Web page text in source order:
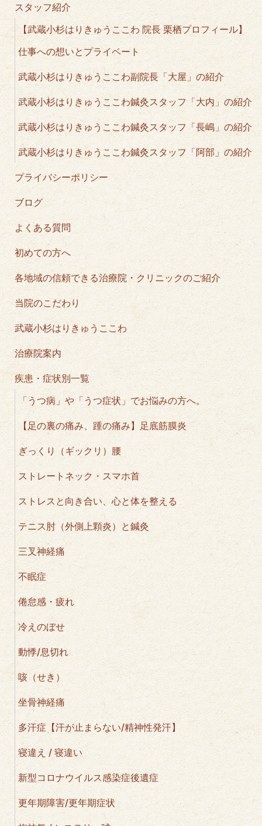
スタッフ紹介
【武蔵小杉はりきゅうここわ 院長 栗栖プロフィール】
仕事への想いとプライベート
武蔵小杉はりきゅうここわ副院長「大屋」の紹介
武蔵小杉はりきゅうここわ鍼灸スタッフ「大内」の紹介
武蔵小杉はりきゅうここわ鍼灸スタッフ「長嶋」の紹介
武蔵小杉はりきゅうここわ鍼灸スタッフ「阿部」の紹介
プライバシーポリシー
ブログ
よくある質問
初めての方へ
各地域の信頼できる治療院・クリニックのご紹介
当院のこだわり
武蔵小杉はりきゅうここわ
治療院案内
疾患・症状別一覧
「うつ病」や「うつ症状」でお悩みの方へ。
【足の裏の痛み、踵の痛み】足底筋膜炎
ぎっくり（ギックリ）腰
ストレートネック・スマホ首
ストレスと向き合い、心と体を整える
テニス肘（外側上顆炎）と鍼灸
三叉神経痛
不眠症
倦怠感・疲れ
冷えのぼせ
動悸/息切れ
咳（せき）
坐骨神経痛
多汗症【汗が止まらない/精神性発汗】
寝違え / 寝違い
新型コロナウイルス感染症後遺症
更年期障害/更年期症状